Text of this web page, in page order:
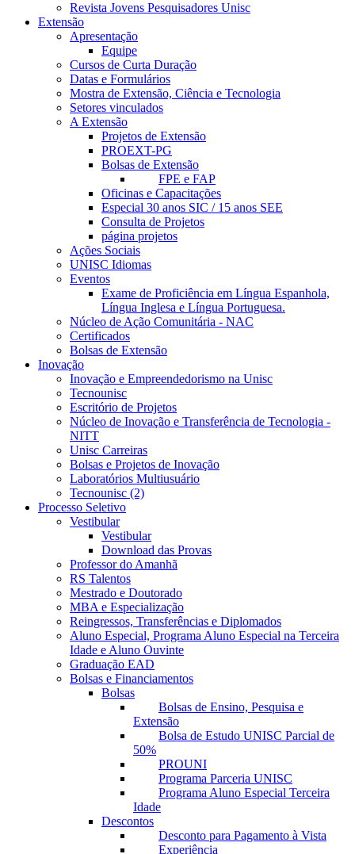
Revista Jovens Pesquisadores Unisc
Extensão
Apresentação
Equipe
Cursos de Curta Duração
Datas e Formulários
Mostra de Extensão, Ciência e Tecnologia
Setores vinculados
A Extensão
Projetos de Extensão
PROEXT-PG
Bolsas de Extensão
FPE e FAP
Oficinas e Capacitações
Especial 30 anos SIC / 15 anos SEE
Consulta de Projetos
página projetos
Ações Sociais
UNISC Idiomas
Eventos
Exame de Proficiência em Língua Espanhola,
Língua Inglesa e Língua Portuguesa.
Núcleo de Ação Comunitária - NAC
Certificados
Bolsas de Extensão
Inovação
Inovação e Empreendedorismo na Unisc
Tecnounisc
Escritório de Projetos
Núcleo de Inovação e Transferência de Tecnologia -
NITT
Unisc Carreiras
Bolsas e Projetos de Inovação
Laboratórios Multiusuário
Tecnounisc (2)
Processo Seletivo
Vestibular
Vestibular
Download das Provas
Professor do Amanhã
RS Talentos
Mestrado e Doutorado
MBA e Especialização
Reingressos, Transferências e Diplomados
Aluno Especial, Programa Aluno Especial na Terceira
Idade e Aluno Ouvinte
Graduação EAD
Bolsas e Financiamentos
Bolsas
Bolsas de Ensino, Pesquisa e
Extensão
Bolsa de Estudo UNISC Parcial de
50%
PROUNI
Programa Parceria UNISC
Programa Aluno Especial Terceira
Idade
Descontos
Desconto para Pagamento à Vista
Experiência